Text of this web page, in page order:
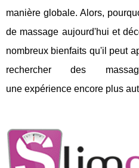
manière globale. Alors,
de massage aujourd'hui et
nombreux bienfaits qu'il peut
rechercher des
une expérience encore plus